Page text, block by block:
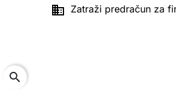
search
 Zatraži predračun za